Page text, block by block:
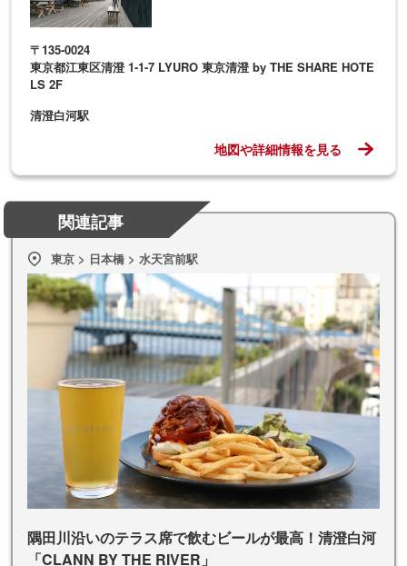
スポット
CLANN BY THE RIVER
LS 2F
清澄白河駅
地図や詳細情報を見る
関連記事
東京 > 日本橋 > 水天宮前駅